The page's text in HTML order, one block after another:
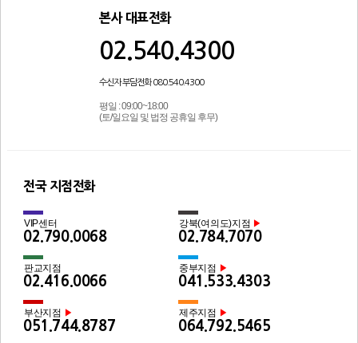
본사 대표전화
02.540.4300
수신자 부담전화 080.540.4300
평일 : 09:00~18:00
(토/일요일 및 법정 공휴일 후무)
전국 지점전화
VIP센터
02.790.0068
강북(여의도)지점 ▶
02.784.7070
판교지점
02.416.0066
중부지점 ▶
041.533.4303
부산지점 ▶
051.744.8787
제주지점 ▶
064.792.5465